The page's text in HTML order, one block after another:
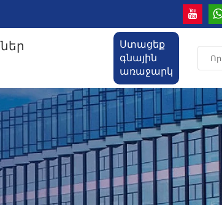
Ստացեք
գնային
առաջարկ